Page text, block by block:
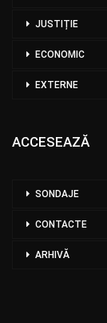
JUSTIȚIE
ECONOMIC
EXTERNE
ACCESEAZĂ
SONDAJE
CONTACTE
ARHIVĂ